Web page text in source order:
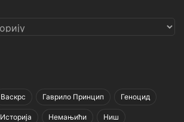
Васкрс Гаврило Принцип Геноцид
Историја Немањићи Ниш